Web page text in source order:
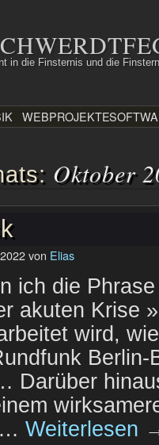
in die Finsternis und die
WEBPROJEKTE
Oktober
von Elias
ich die
akuten Krise
wird,
Berlin-
Darüber
Weiterlesen